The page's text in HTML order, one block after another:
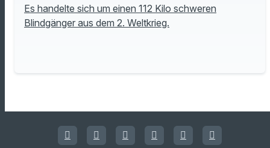
Es handelte sich um einen 112 Kilo schweren
Blindgänger aus dem 2. Weltkrieg.